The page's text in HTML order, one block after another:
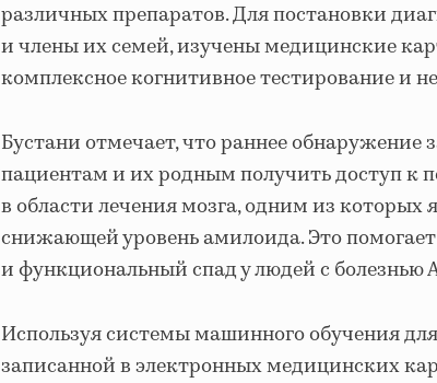
различных препаратов. Для постановки
и члены их семей, изучены медицинские
комплексное когнитивное тестирование и
Бустани отмечает, что раннее обнаружение
пациентам и их родным получить доступ к
в области лечения мозга, одним из которых
снижающей уровень амилоида. Это
и функциональный спад у людей с болезнью
Используя системы машинного обучения
записанной в электронных медицинских